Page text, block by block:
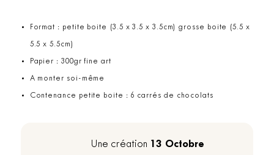
Format : petite boite (3.5 x 3.5 x 3.5cm) grosse boite (5.5 x
5.5 x 5.5cm)
Papier : 300gr fine art
A monter soi-même
Contenance petite boite : 6 carrés de chocolats
Une création 13 Octobre